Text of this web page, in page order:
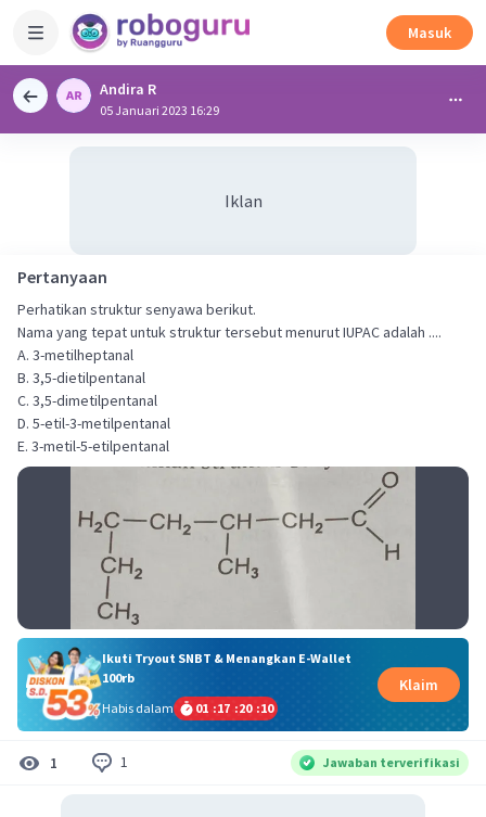
Masuk
Andira R
05 Januari 2023 16:29
Iklan
Pertanyaan
Perhatikan struktur senyawa berikut.
Nama yang tepat untuk struktur tersebut menurut IUPAC adalah ....
A. 3-metilheptanal
B. 3,5-dietilpentanal
C. 3,5-dimetilpentanal
D. 5-etil-3-metilpentanal
E. 3-metil-5-etilpentanal
Ikuti Tryout SNBT & Menangkan E-Wallet
100rb
Habis dalam
01 :17 :20 :10
Klaim
1 1 Jawaban terverifikasi